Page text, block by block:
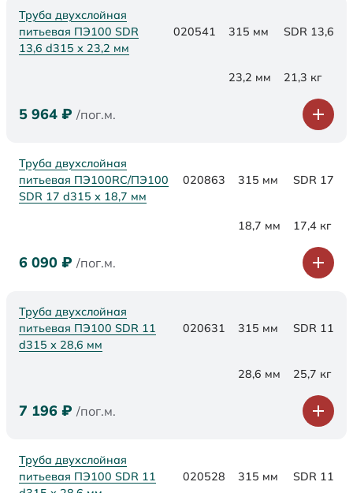
Труба двухслойная
питьевая ПЭ100 SDR
13,6 d315 х 23,2 мм
020541 315 мм SDR 13,6
23,2 мм 21,3 кг
5 964 ₽ /пог.м.
Труба двухслойная
питьевая ПЭ100RC/ПЭ100
SDR 17 d315 х 18,7 мм
020863 315 мм SDR 17
18,7 мм 17,4 кг
6 090 ₽ /пог.м.
Труба двухслойная
питьевая ПЭ100 SDR 11
d315 х 28,6 мм
020631 315 мм SDR 11
28,6 мм 25,7 кг
7 196 ₽ /пог.м.
Труба двухслойная
питьевая ПЭ100 SDR 11
020528 315 мм SDR 11